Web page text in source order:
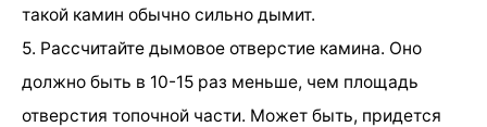
такой камин обычно сильно дымит.
5. Рассчитайте дымовое отверстие камина. Оно
должно быть в 10-15 раз меньше, чем площадь
отверстия топочной части. Может быть, придется